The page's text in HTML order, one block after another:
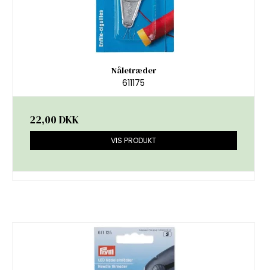
Nåletræder
611175
22,00 DKK
VIS PRODUKT